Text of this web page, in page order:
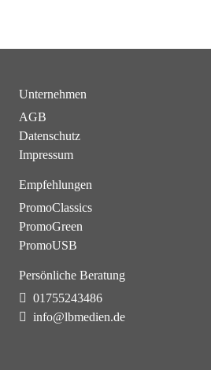
Unternehmen
AGB
Datenschutz
Impressum
Empfehlungen
PromoClassics
PromoGreen
PromoUSB
Persönliche Beratung
01755243486
info@lbmedien.de